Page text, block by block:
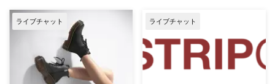
ライブチャット ライブチャット